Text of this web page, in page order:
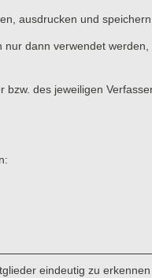
ausdrucken und speichern.
dann verwendet
des jeweiligen
eindeutig zu